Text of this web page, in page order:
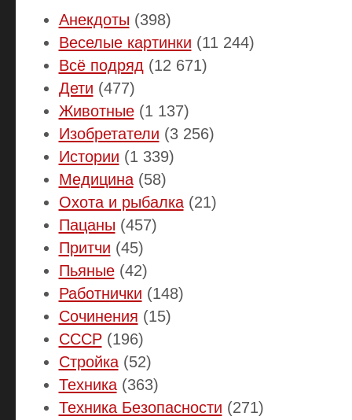
Анекдоты (398)
Веселые картинки (11 244)
Всё подряд (12 671)
Дети (477)
Животные(1 137)
Изобретатели (3 256)
Истории (1 339)
Медицина(58)
Охота и рыбалка(21)
Пацаны (457)
Притчи (45)
Пьяные(42)
Работнички (148)
Сочинения (15)
СССР(196)
Стройка(52)
Техника(363)
Техника Безопасности (271)